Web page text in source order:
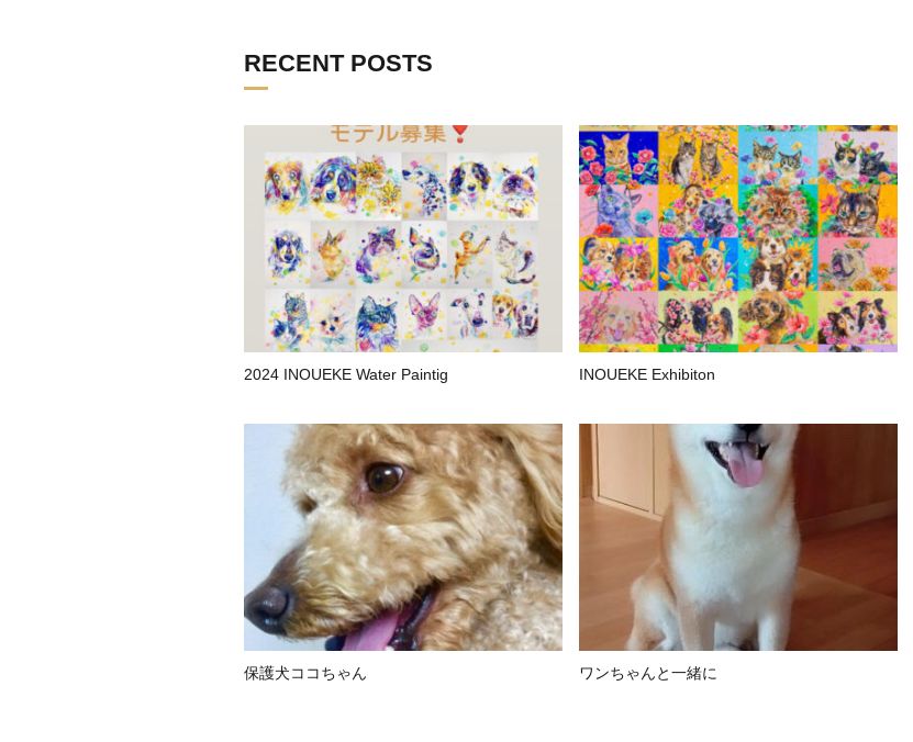
RECENT POSTS
2024 INOUEKE Water Paintig INOUEKE Exhibiton
保護犬ココちゃん ワンちゃんと一緒に